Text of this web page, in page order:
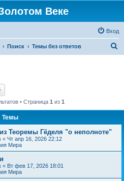
Веке
Вход
Поиск Темы без ответов
• Страница 1 из 1
Темы
Теоремы Гёделя "о неполноте"
« Чт апр 16, 2026 22:12
Мира
« Вт фев 17, 2026 18:01
Мира